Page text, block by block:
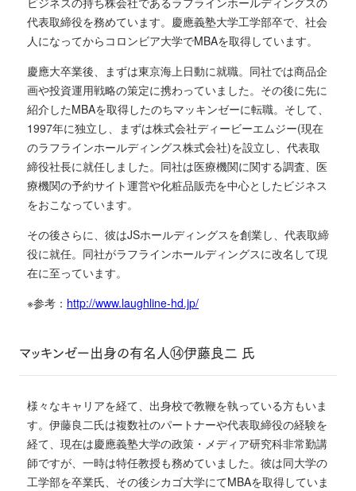
代表取締役を務めています。慶應義塾大学工学部卒で、社会
人になってからコロンビア大学でMBAを取得しています。
慶應大卒業後、まずは東京海上日動に就職。同社では商品企
画や投資運用戦略の策定に携わっていました。その後に先に
紹介したMBAを取得したのちマッキンゼーに転職。そして、
1997年に独立し、まずは株式会社ディービーエムジー(現在
のラフラインホールディングス株式会社)を設立し、代表取
締役社長に就任しました。同社は医療機関に関する調査、医
療機関の予約サイト運営や化粧品販売を中心としたビジネス
をおこなっています。
その後さらに、彼はJSホールディングスを創業し、代表取締
役に就任。同社がラフラインホールディングスに改名して現
在に至っています。
※参考： http://www.laughline-hd.jp/
マッキンゼー出身の有名人⑭伊藤良二 氏
様々なキャリアを経て、出身校で教鞭を執っている方もいま
す。伊藤良二氏は複数社のパートナーや代表取締役の経験を
経て、現在は慶應義塾大学の政策・メディア研究科非常勤講
師ですが、一時は特任教授も務めていました。彼は同大学の
工学部を卒業氏、その後シカゴ大学にてMBAを取得していま